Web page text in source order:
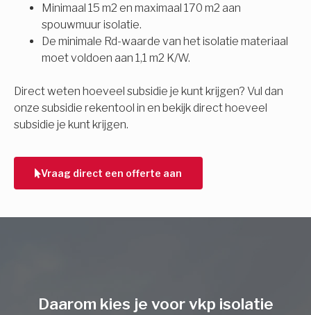
Minimaal 15 m2 en maximaal 170 m2 aan
spouwmuur isolatie.
De minimale Rd-waarde van het isolatie materiaal
moet voldoen aan 1,1 m2 K/W.
Direct weten hoeveel subsidie je kunt krijgen? Vul dan
onze subsidie rekentool in en bekijk direct hoeveel
subsidie je kunt krijgen.
Vraag direct een offerte aan
Vorige
Achternaam
Vorige
Daarom kies je voor vkp isolatie